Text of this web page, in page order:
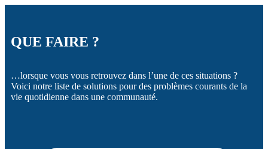
QUE FAIRE ?
…lorsque vous vous retrouvez dans l’une de ces situations ?
Voici notre liste de solutions pour des problèmes courants de la
vie quotidienne dans une communauté.